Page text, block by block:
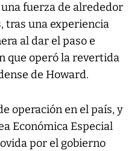
fuerza de alrededor
tras una experiencia
al dar el paso e
que operó la revertida
de Howard.
operación en el país, y
Económica Especial
por el gobierno